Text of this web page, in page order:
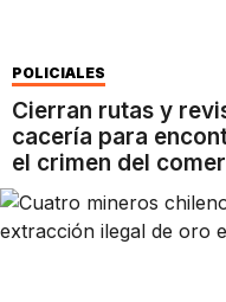
POLICIALES
Cierran rutas y
cacería para
el crimen del